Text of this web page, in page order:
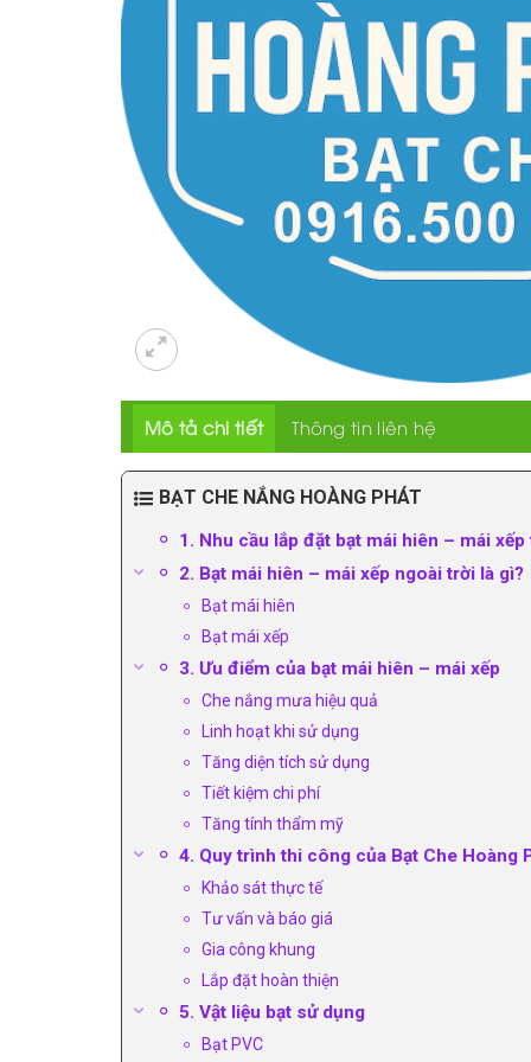
Mô tả chi tiết Thông tin liên hệ
BẠT CHE NẮNG HOÀNG PHÁT
1. Nhu cầu lắp đặt bạt mái hiên – mái
2. Bạt mái hiên – mái xếp ngoài trời là gì?
Bạt mái hiên
Bạt mái xếp
3. Ưu điểm của bạt mái hiên – mái xếp
Che nắng mưa hiệu quả
Linh hoạt khi sử dụng
Tăng diện tích sử dụng
Tiết kiệm chi phí
Tăng tính thẩm mỹ
4. Quy trình thi công của Bạt Che Hoàng
Khảo sát thực tế
Tư vấn và báo giá
Gia công khung
Lắp đặt hoàn thiện
5. Vật liệu bạt sử dụng
Bạt PVC